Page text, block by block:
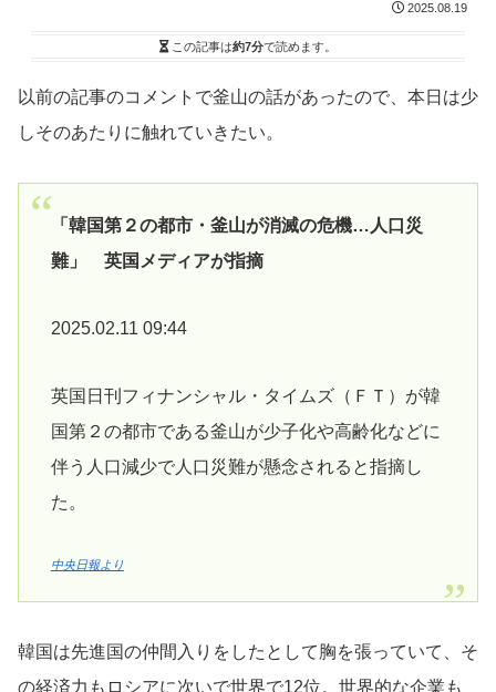
2025.08.19
この記事は約7分で読めます。
以前の記事のコメントで釜山の話があったので、本日は少
しそのあたりに触れていきたい。
「韓国第２の都市・釜山が消滅の危機…人口災
難」 英国メディアが指摘
2025.02.11 09:44
英国日刊フィナンシャル・タイムズ（ＦＴ）が韓
国第２の都市である釜山が少子化や高齢化などに
伴う人口減少で人口災難が懸念されると指摘し
た。
中央日報より
韓国は先進国の仲間入りをしたとして胸を張っていて、そ
の経済力もロシアに次いで世界で12位。世界的な企業も